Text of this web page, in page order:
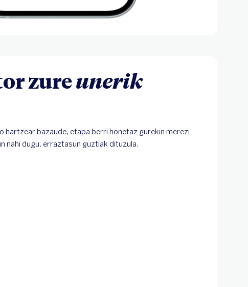
zureunerik
hartzear bazaude, etapa berri honetaz gurekin merezi
nahi dugu, erraztasun guztiak dituzula.